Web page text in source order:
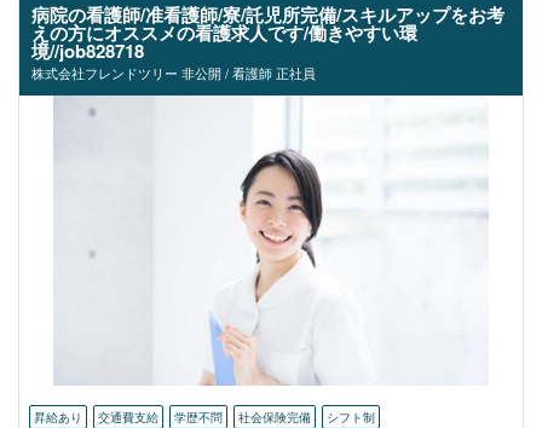
病院の看護師/准看護師/寮/託児所完備/スキルアップをお考
えの方にオススメの看護求人です/働きやすい環
境//job828718
株式会社フレンドツリー 非公開 / 看護師 正社員
昇給あり 交通費支給 学歴不問 社会保険完備 シフト制